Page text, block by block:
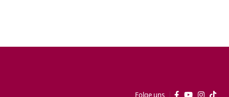
Folge uns